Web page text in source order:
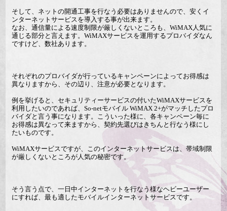
そして、ネットの開通工事を行なう必要はありませんので、安くイ
ンターネットサービスを導入する事が出来ます。
なお、通信量による速度制限が厳しくないところも、WiMAX人気に
通じる部分と言えます。WiMAXサービスを運用するプロバイダなん
ですけど、数社あります。
それぞれのプロバイダが行っているキャンペーンによってお得感は
異なりますから、その辺り、注意が必要となります。
例を挙げると、セキュリティーサービスの付いたWiMAXサービスを
利用したいのであれば、So-netモバイル WiMAX 2+がマッチしたプロ
バイダと言う事になります。こういった様に、各キャンペーン毎に
お得感は異なって来ますから、契約先選びはきちんと行なう様にし
たいものです。
WiMAXサービスですが、このインターネットサービスは、帯域制限
が厳しくないところが人気の秘密です。
そう言う点で、一日中インターネットを行なう様なヘビーユーザー
にすれば、最も適したモバイルインターネットサービスです。